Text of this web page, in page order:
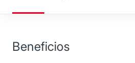
Beneficios